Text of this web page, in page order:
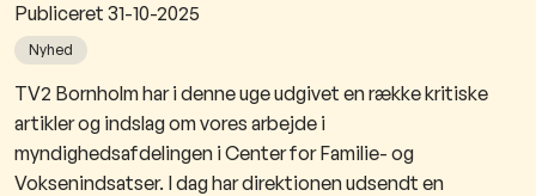
Publiceret 31-10-2025
Nyhed
TV2 Bornholm har i denne uge udgivet en række kritiske
artikler og indslag om vores arbejde i
myndighedsafdelingen i Center for Familie- og
Voksenindsatser. I dag har direktionen udsendt en